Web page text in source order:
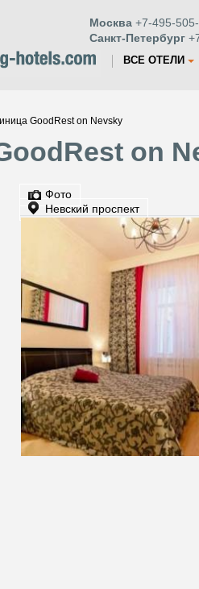
Москва +7-495-
Санкт-Петербург
ВСЕ ОТЕЛИ
GoodRest on Nevsky
on
Фото
Невский проспект